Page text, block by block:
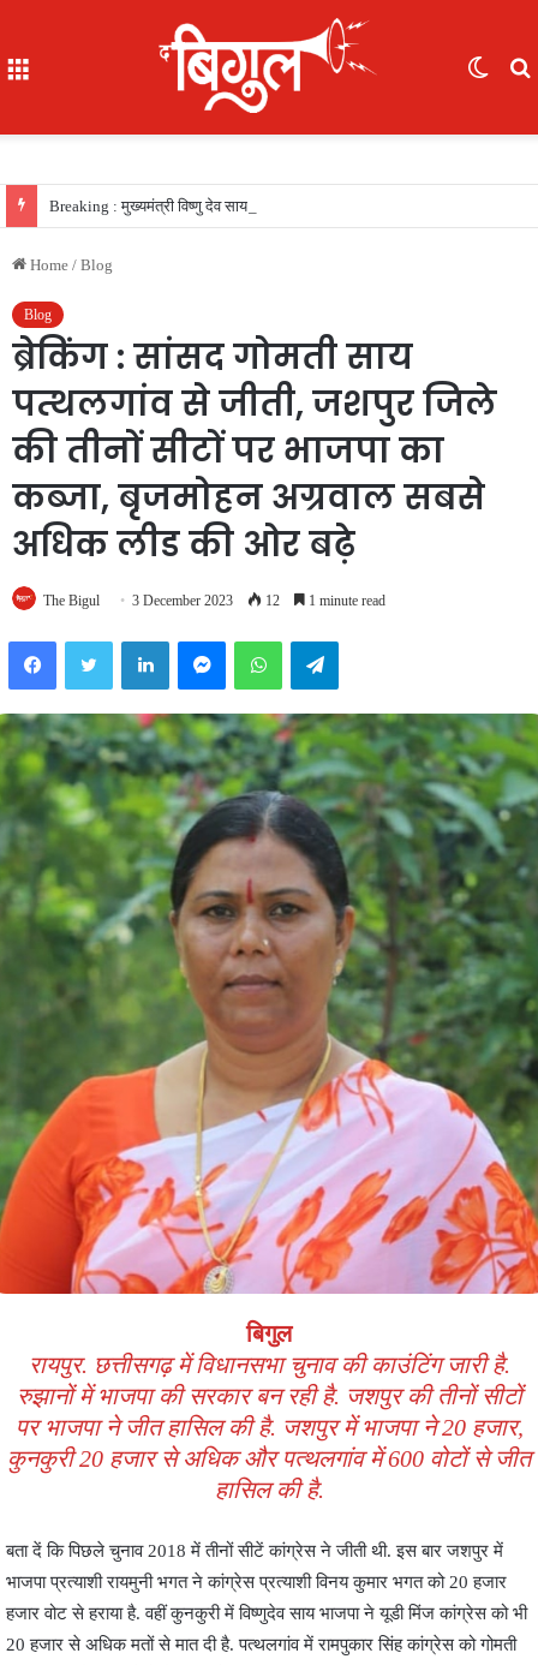
Home / Blog
Blog
ब्रेकिंग : सांसद गोमती साय
पत्थलगांव से जीती, जशपुर जिले
की तीनों सीटों पर भाजपा का
कब्जा, बृजमोहन अग्रवाल सबसे
अधिक लीड की ओर बढ़े
The Bigul 3 December 2023 12 1 minute read
FacebookTwitter LinkedInMessengerWhatsAppTelegram
बिगुल
रायपुर. छत्तीसगढ़ में विधानसभा चुनाव की काउंटिंग जारी है.
रुझानों में भाजपा की सरकार बन रही है. जशपुर की तीनों सीटों
पर भाजपा ने जीत हासिल की है. जशपुर में भाजपा ने 20 हजार,
कुनकुरी 20 हजार से अधिक और पत्थलगांव में 600 वोटों से जीत
हासिल की है.
बता दें कि पिछले चुनाव 2018 में तीनों सीटें कांग्रेस ने जीती थी. इस बार जशपुर में
भाजपा प्रत्याशी रायमुनी भगत ने कांग्रेस प्रत्याशी विनय कुमार भगत को 20 हजार
हजार वोट से हराया है. वहीं कुनकुरी में विष्णुदेव साय भाजपा ने यूडी मिंज कांग्रेस को भी
20 हजार से अधिक मतों से मात दी है. पत्थलगांव में रामपुकार सिंह कांग्रेस को गोमती